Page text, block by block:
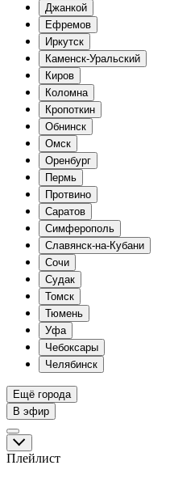
Джанкой
Ефремов
Иркутск
Каменск-Уральский
Киров
Коломна
Кропоткин
Обнинск
Омск
Оренбург
Пермь
Протвино
Саратов
Симферополь
Славянск-на-Кубани
Сочи
Судак
Томск
Тюмень
Уфа
Чебоксары
Челябинск
Ещё города
В эфир
Плейлист